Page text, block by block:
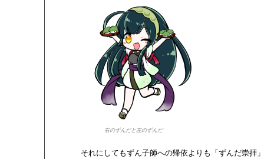
右のずんだと左のずんだ
それにしてもずん子師への帰依よりも「ずんだ崇拝